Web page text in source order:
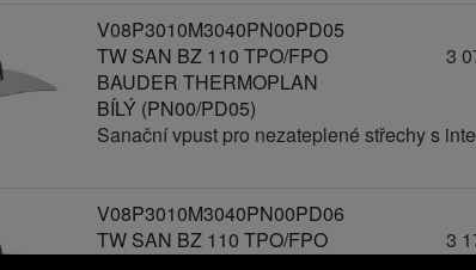
V08P3010M3040PN00PD05
TW SAN BZ 110 TPO/FPO
BAUDER THERMOPLAN
BÍLÝ (PN00/PD05)
3
Sanační vpust pro nezateplené střechy s
V08P3010M3040PN00PD06
TW SAN BZ 110 TPO/FPO
3